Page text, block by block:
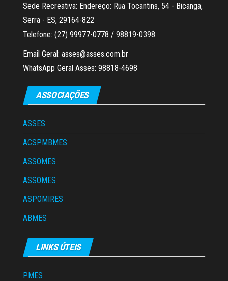
Sede Recreativa: Endereço: Rua Tocantins, 54 - Bicanga,
Serra - ES, 29164-822
Telefone: (27) 99977-0778 / 98819-0398
Email Geral: asses@asses.com.br
WhatsApp Geral Asses: 98818-4698
ASSOCIAÇÕES
ASSES
ACSPMBMES
ASSOMES
ASSOMES
ASPOMIRES
ABMES
LINKS ÚTEIS
PMES